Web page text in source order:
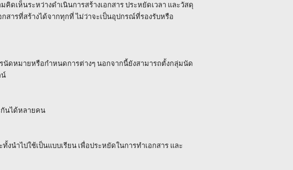
ดเห็นระหว่างดำเนินการสร้างเอกสาร ประหยัดเวลา และวัสดุ
สารที่สร้างได้จากทุกที่ ไม่ว่าจะเป็นอุปกรณ์ที่รองรับหรือ
ดหมายหรือกำหนดการต่างๆ นอกจากนี้ยังสามารถตั้งกลุ่มนัด
น์
กันได้หลายคน
นำไปใช้เป็นแบบเรียน เพื่อประหยัดในการทำเอกสาร และ